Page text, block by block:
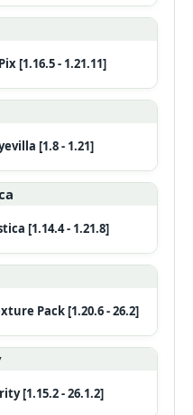
[1.16.5 - 1.21.11]
[1.8 - 1.21]
[1.14.4 - 1.21.8]
Pack [1.20.6 - 26.2]
[1.15.2 - 26.1.2]